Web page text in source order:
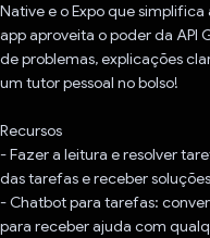
Native e o Expo que
app aproveita o poder da API
de problemas, explicações
um tutor pessoal no bolso!
Recursos
- Fazer a leitura e resolver
das tarefas e receber
- Chatbot para tarefas:
para receber ajuda com